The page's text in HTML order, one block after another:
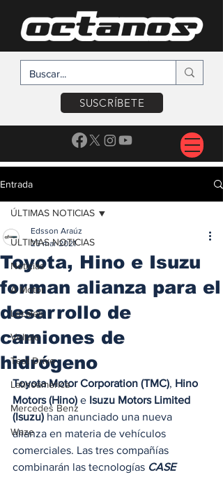
SUSCRÍBETE
Entrada
ÚLTIMAS NOTICIAS
Noticias
A Motor
Locales
Voltaje
Test Drive
Latinoamérica
Mercedes Benz
Waze
ÚLTIMAS NOTICIAS
Toyota, Hino e Isuzu
forman alianza para el
desarrollo de
camiones de
hidrógeno
Edsson Araúz
25 mar 2021
Toyota Motor Corporation (TMC), Hino
Motors (Hino) e Isuzu Motors Limited
(Isuzu) han anunciado una nueva
alianza en materia de vehículos
comerciales. Las tres compañías
combinarán las tecnologías CASE